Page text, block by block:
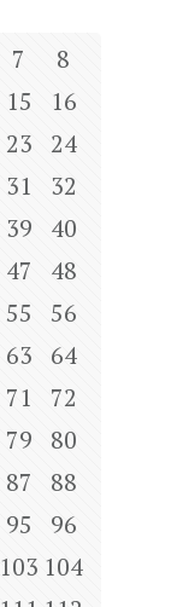
7
8
15
16
23
24
31
32
39
40
47
48
55
56
63
64
71
72
79
80
87
88
95
96
103 104